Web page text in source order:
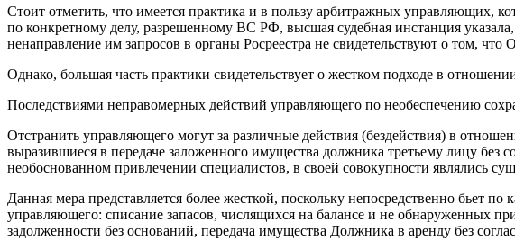
Стоит отметить, что имеется практика и в пользу арбитражных управляющих,
по конкретному делу, разрешенному ВС РФ, высшая судебная инстанция
ненаправление им запросов в органы Росреестра не свидетельствуют о том,
Однако, большая часть практики свидетельствует о жестком подходе в
Последствиями неправомерных действий управляющего по необеспечению
Отстранить управляющего могут за различные действия (бездействия) в
выразившиеся в передаче заложенного имущества должника третьему лицу без
необоснованном привлечении специалистов, в своей совокупности являлись
Данная мера представляется более жесткой, поскольку непосредственно бьет
управляющего: списание запасов, числящихся на балансе и не обнаруженных
задолженности без оснований, передача имущества Должника в аренду без